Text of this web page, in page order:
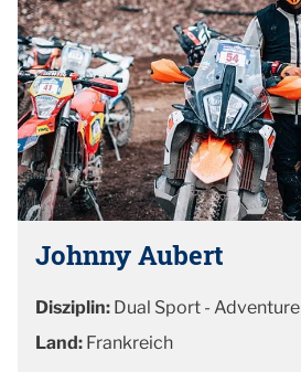
Johnny Aubert
Disziplin: Dual Sport - Adventure
Land: Frankreich